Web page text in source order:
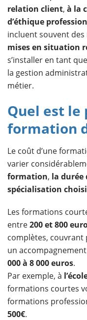
relation client, à la
d’éthique
incluent souvent
mises en situation
s’installer en tant
la gestion
métier.
Quel est le
formation
Le coût d’une
varier
formation, la durée
spécialisation
Les formations
entre200 et 800
complètes,
un
000 à 8 000 euros.
Par exemple, à
formations courtes
formations
500€.